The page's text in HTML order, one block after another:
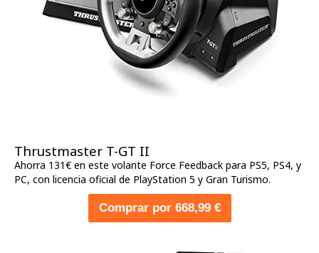
Thrustmaster T-GT II
Ahorra 131€ en este volante Force Feedback para PS5, PS4, y
PC, con licencia oficial de PlayStation 5 y Gran Turismo.
Comprar por 668,99 €